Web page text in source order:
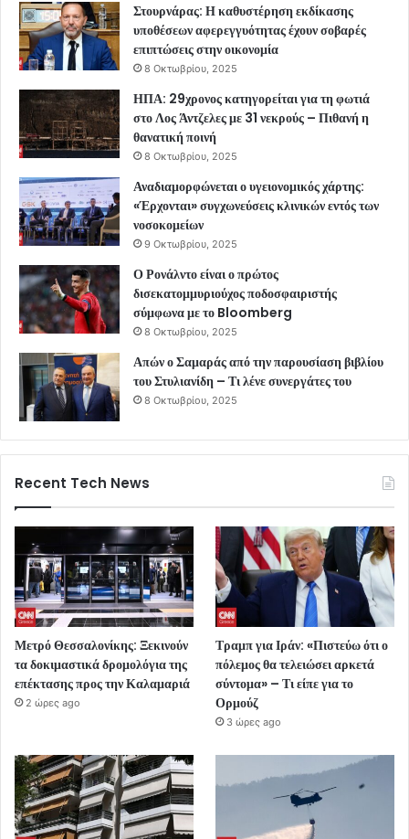
Στουρνάρας: Η καθυστέρηση εκδίκασης
υποθέσεων αφερεγγυότητας έχουν σοβαρές
επιπτώσεις στην οικονομία
8 Οκτωβρίου, 2025
ΗΠΑ: 29χρονος κατηγορείται για τη φωτιά
στο Λος Άντζελες με 31 νεκρούς – Πιθανή η
θανατική ποινή
8 Οκτωβρίου, 2025
Αναδιαμορφώνεται ο υγειονομικός χάρτης:
«Έρχονται» συγχωνεύσεις κλινικών εντός των
νοσοκομείων
9 Οκτωβρίου, 2025
Ο Ρονάλντο είναι ο πρώτος
δισεκατομμυριούχος ποδοσφαιριστής
σύμφωνα με το Bloomberg
8 Οκτωβρίου, 2025
Απών ο Σαμαράς από την παρουσίαση βιβλίου
του Στυλιανίδη – Τι λένε συνεργάτες του
8 Οκτωβρίου, 2025
Recent Tech News
Μετρό Θεσσαλονίκης: Ξεκινούν
τα δοκιμαστικά δρομολόγια της
επέκτασης προς την Καλαμαριά
2 ώρες ago
Τραμπ για Ιράν: «Πιστεύω ότι ο
πόλεμος θα τελειώσει αρκετά
σύντομα» – Τι είπε για το
Ορμούζ
3 ώρες ago